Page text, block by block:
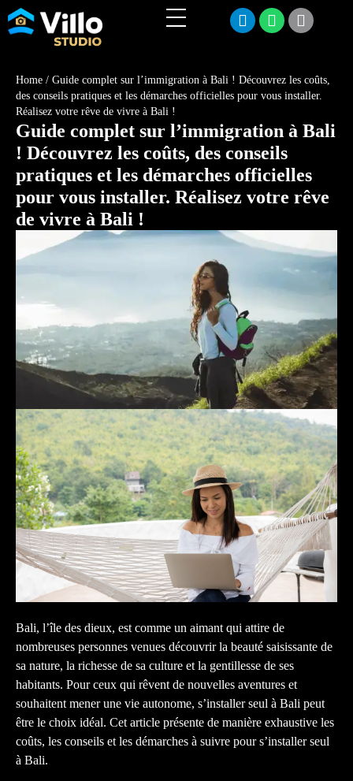
Home / Guide complet sur l’immigration à Bali ! Découvrez les coûts,
des conseils pratiques et les démarches officielles pour vous installer.
Réalisez votre rêve de vivre à Bali !
Guide complet sur l’immigration à Bali
! Découvrez les coûts, des conseils
pratiques et les démarches officielles
pour vous installer. Réalisez votre rêve
de vivre à Bali !
Bali, l’île des dieux, est comme un aimant qui attire de
nombreuses personnes venues découvrir la beauté saisissante de
sa nature, la richesse de sa culture et la gentillesse de ses
habitants. Pour ceux qui rêvent de nouvelles aventures et
souhaitent mener une vie autonome, s’installer seul à Bali peut
être le choix idéal. Cet article présente de manière exhaustive les
coûts, les conseils et les démarches à suivre pour s’installer seul
à Bali.